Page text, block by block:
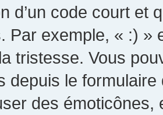
d’un code court et
Par exemple, « :) »
tristesse. Vous
depuis le
des